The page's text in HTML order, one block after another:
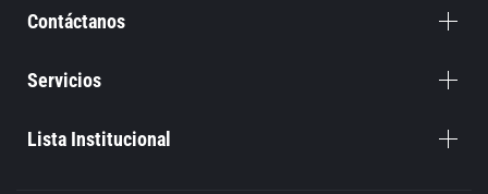
Contáctanos
Servicios
Lista Institucional